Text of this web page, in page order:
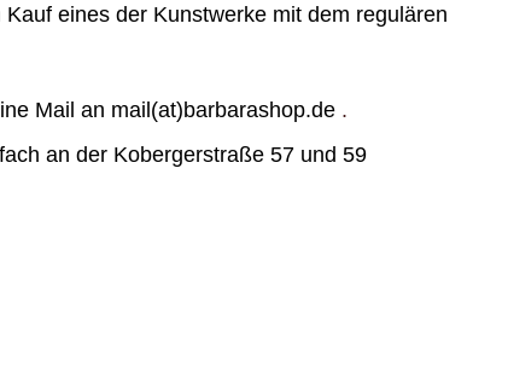
eines der Kunstwerke mit dem regulären
Mail an mail(at)barbarashop.de .
an der Kobergerstraße 57 und 59